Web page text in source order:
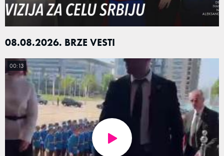
08.08.2026. BRZE VESTI
00:13